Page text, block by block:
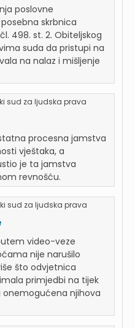
poslovne
skrbnica
498. st. 2. Obiteljskog
suda da pristupi na
na nalaz i mišljenje
sud za ljudska prava
procesna jamstva
vještaka, a
je ta jamstva
revnošću.
sud za ljudska prava
video-veze
nije narušilo
što odvjetnica
primjedbi na tijek
onemogućena njihova